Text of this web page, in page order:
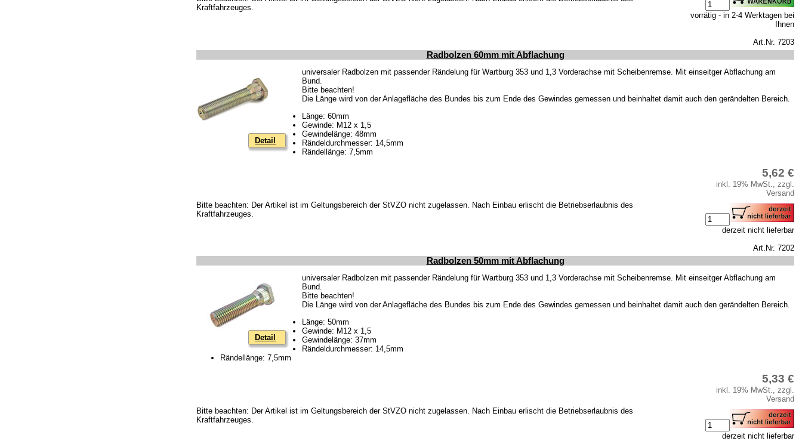
Kraftfahrzeuges.
vorrätig - in 2-4 Werktagen bei
Ihnen
Art.Nr. 7203
Radbolzen 60mm mit Abflachung
Detail
universaler Radbolzen mit passender Rändelung für Wartburg 353 und 1,3 Vorderachse mit Scheibenremse. Mit einseitger Abflachung am
Bund.
Bitte beachten!
Die Länge wird von der Anlagefläche des Bundes bis zum Ende des Gewindes gemessen und beinhaltet damit auch den gerändelten Bereich.
Länge: 60mm
Gewinde: M12 x 1,5
Gewindelänge: 48mm
Rändeldurchmesser: 14,5mm
Rändellänge: 7,5mm
Bitte beachten: Der Artikel ist im Geltungsbereich der StVZO nicht zugelassen. Nach Einbau erlischt die Betriebserlaubnis des
Kraftfahrzeuges.
5,62 €
inkl. 19% MwSt., zzgl.
Versand
derzeit nicht lieferbar
Art.Nr. 7202
Radbolzen 50mm mit Abflachung
Detail
universaler Radbolzen mit passender Rändelung für Wartburg 353 und 1,3 Vorderachse mit Scheibenremse. Mit einseitger Abflachung am
Bund.
Bitte beachten!
Die Länge wird von der Anlagefläche des Bundes bis zum Ende des Gewindes gemessen und beinhaltet damit auch den gerändelten Bereich.
Länge: 50mm
Gewinde: M12 x 1,5
Gewindelänge: 37mm
Rändeldurchmesser: 14,5mm
Rändellänge: 7,5mm
Bitte beachten: Der Artikel ist im Geltungsbereich der StVZO nicht zugelassen. Nach Einbau erlischt die Betriebserlaubnis des
Kraftfahrzeuges.
5,33 €
inkl. 19% MwSt., zzgl.
Versand
derzeit nicht lieferbar